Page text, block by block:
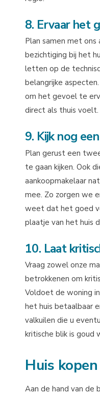
8. Ervaar het
Plan samen met ons
bezichtiging bij het
letten op de
belangrijke
om het gevoel te
direct als thuis voelt.
9. Kijk nog
Plan gerust een
te gaan kijken. Ook
aankoopmakelaar
mee. Zo zorgen we
weet dat het goed
plaatje van het huis
10. Laat
Vraag zowel onze
betrokkenen om
Voldoet de woning
het huis betaalbaar
valkuilen die u
kritische blik is goud
Huis kopen
Aan de hand van de